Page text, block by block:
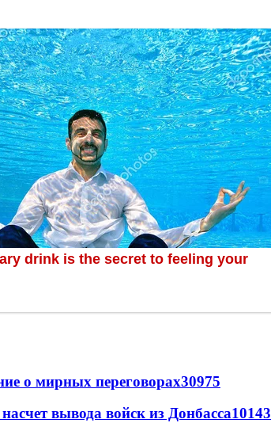
о мирных переговорах30975
вывода войск из Донбасса10143